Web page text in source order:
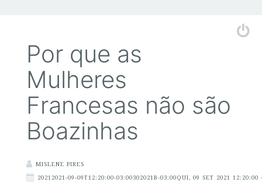
Por que as
Mulheres
Francesas não são
Boazinhas
MISLENE PIRES
20212021-09-09T12:20:00-03:00302021B-03:00QUI, 09 SET 2021 12:20:00